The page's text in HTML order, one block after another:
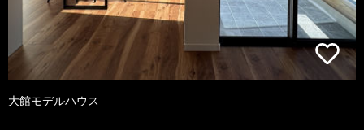
大館モデルハウス